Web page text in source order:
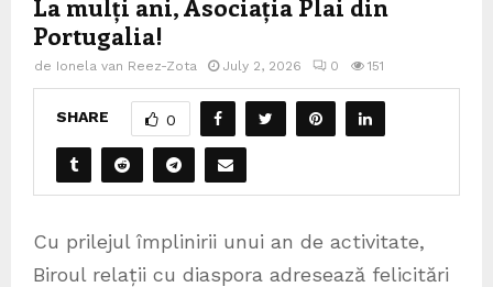
Portugalia!
de Ionela van Reez-Zota July 2, 2026 0 151
SHARE 0
Cu prilejul împlinirii unui an de activitate,
Biroul relații cu diaspora adresează felicitări